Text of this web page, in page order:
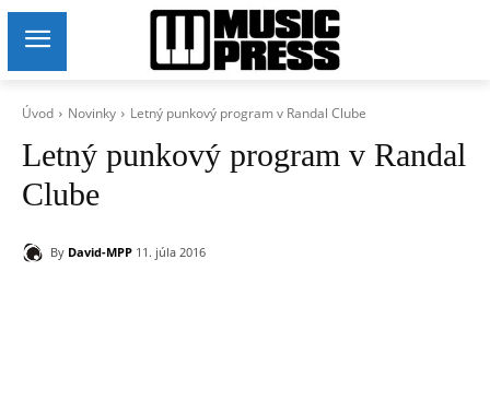
Úvod Novinky Letný punkový program v Randal Clube
Letný punkový program v Randal
Clube
By David-MPP 11. júla 2016